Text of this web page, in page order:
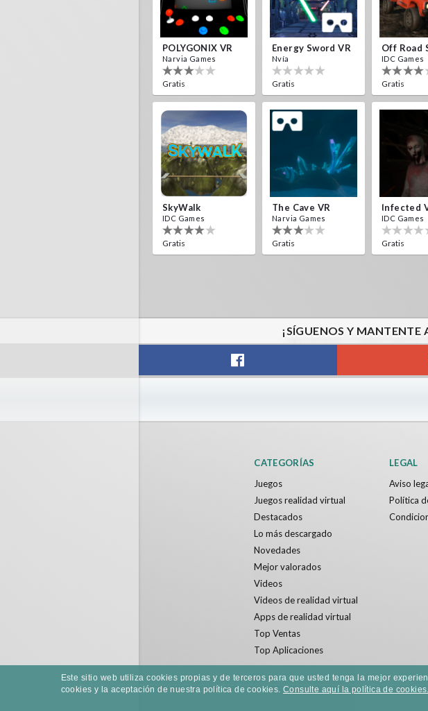
POLYGONIX VR
Narvia Games
Gratis
Energy Sword VR
Nvía
Gratis
IDC Games
Gratis
SkyWalk
IDC Games
Gratis
The Cave VR
Narvia Games
Gratis
Infected
IDC Games
Gratis
¡SÍGUENOS Y MANTENTE
CATEGORÍAS
Juegos
Juegos realidad virtual
Destacados
Lo más descargado
Novedades
Mejor valorados
Videos
Videos de realidad virtual
Apps de realidad virtual
Top Ventas
Top Aplicaciones
LEGAL
Aviso
Política
Este sitio web utiliza cookies propias y de terceros para que usted tenga la mejor
cookies y la aceptación de nuestra política de cookies.Consulte aquí la política de cookies.